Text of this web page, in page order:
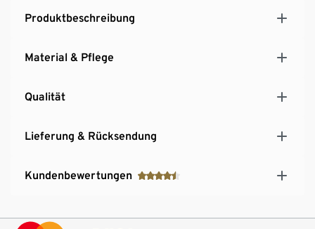
Produktbeschreibung
Material & Pflege
Qualität
Lieferung & Rücksendung
Kundenbewertungen